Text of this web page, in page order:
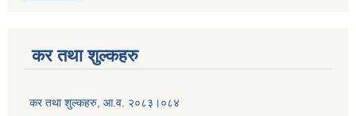
कर तथा शुल्कहरु
कर तथा शुल्कहरु, आ.व. २०८३।०८४